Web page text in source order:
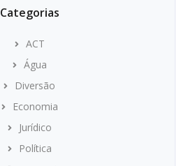
Categorias
ACT
Água
Diversão
Economia
Jurídico
Política